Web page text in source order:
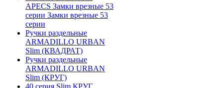
APECS Замки врезные 53
серии Замки врезные 53
серии
Ручки раздельные
ARMADILLO URBAN
Slim (КВАДРАТ)
Ручки раздельные
ARMADILLO URBAN
Slim (КРУГ)
40 серия Slim КРУГ